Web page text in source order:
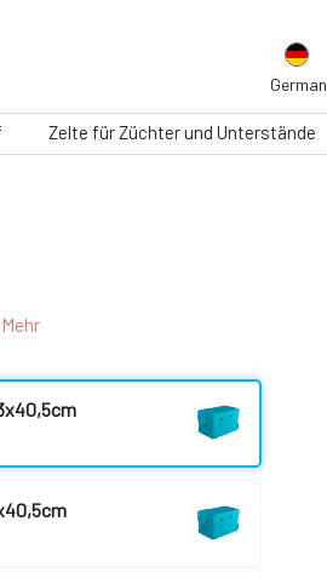
German
Zelte für Züchter und Unterstände
Mehr